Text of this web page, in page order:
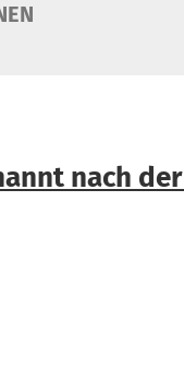
nach der